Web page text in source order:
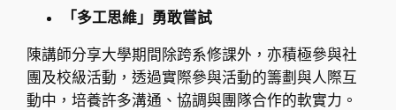
「多工思維」勇敢嘗試
陳講師分享大學期間除跨系修課外，亦積極參與社
團及校級活動，透過實際參與活動的籌劃與人際互
動中，培養許多溝通、協調與團隊合作的軟實力。